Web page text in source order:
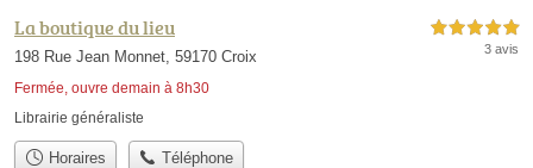
La boutique du lieu
198 Rue Jean Monnet, 59170 Croix
Fermée, ouvre demain à 8h30
5,0 étoiles sur 5
3 avis
Librairie généraliste
Horaires Téléphone